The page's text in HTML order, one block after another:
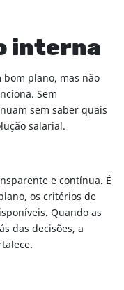
interna
plano, mas não
Sem
sem saber quais
salarial.
e contínua. É
os critérios de
Quando as
das decisões, a